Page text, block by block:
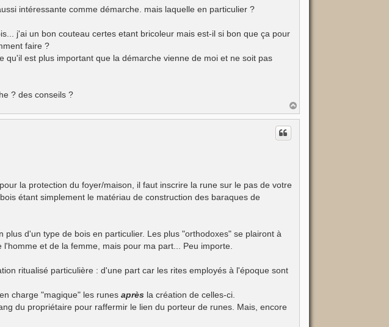
intéressante comme démarche. mais laquelle en particulier ?
j'ai un bon couteau certes etant bricoleur mais est-il si bon que ça pour
faire ?
qu'il est plus important que la démarche vienne de moi et ne soit pas
? des conseils ?
a
u
la protection du foyer/maison, il faut inscrire la rune sur le pas de votre
étant simplement le matériau de construction des baraques de
d'un type de bois en particulier. Les plus "orthodoxes" se plairont à
et de la femme, mais pour ma part... Peu importe.
ritualisé particulière : d'une part car les rites employés à l'époque sont
charge "magique" les runesaprès la création de celles-ci.
du propriétaire pour raffermir le lien du porteur de runes. Mais, encore